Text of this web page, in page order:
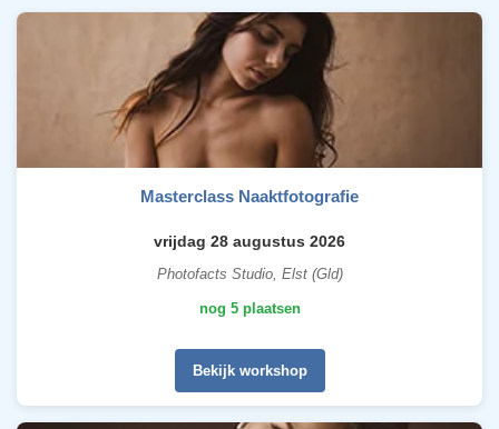
Masterclass Naaktfotografie
vrijdag 28 augustus 2026
Photofacts Studio, Elst (Gld)
nog 5 plaatsen
Bekijk workshop